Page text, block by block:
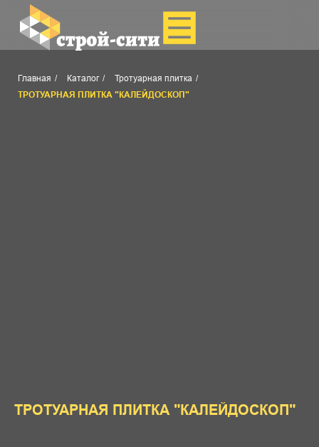
Главная / Каталог / Тротуарная плитка /
ТРОТУАРНАЯ ПЛИТКА "КАЛЕЙДОСКОП"
ТРОТУАРНАЯ ПЛИТКА "КАЛЕЙДОСКОП"